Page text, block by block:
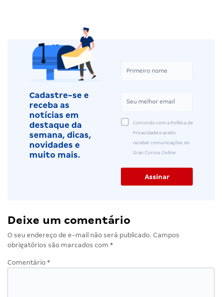
Cadastre-se e
receba as
notícias em
destaque da
semana, dicas,
novidades e
muito mais.
Concordo com a Política de
Privacidade e aceito
receber comunicações do
Gran Cursos Online.
Deixe um comentário
O seu endereço de e-mail não será publicado. Campos
obrigatórios são marcados com *
Comentário *